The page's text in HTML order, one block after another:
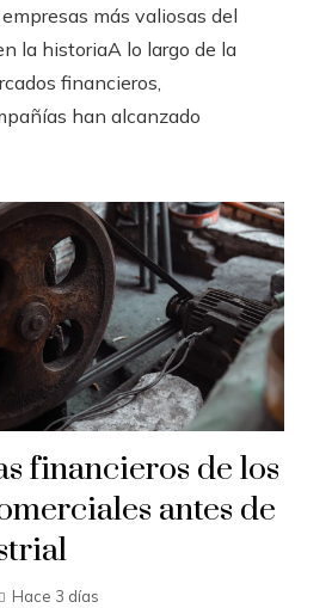
más valiosas del
la historiaA lo largo de la
financieros,
han alcanzado
financieros de los
antes de
Hace 3 días